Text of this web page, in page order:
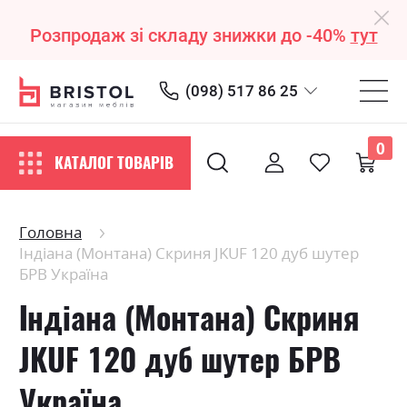
Розпродаж зі складу знижки до -40% тут
(098) 517 86 25
КАТАЛОГ ТОВАРІВ
0
Головна
Індіана (Монтана) Скриня JKUF 120 дуб шутер
БРВ Україна
Індіана (Монтана) Скриня
JKUF 120 дуб шутер БРВ